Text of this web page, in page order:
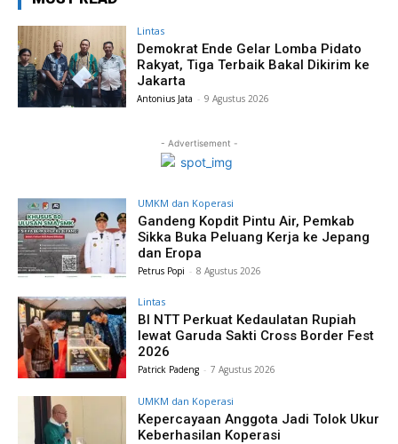
Lintas
Demokrat Ende Gelar Lomba Pidato
Rakyat, Tiga Terbaik Bakal Dikirim ke
Jakarta
Antonius Jata - 9 Agustus 2026
- Advertisement -
UMKM dan Koperasi
Gandeng Kopdit Pintu Air, Pemkab
Sikka Buka Peluang Kerja ke Jepang
dan Eropa
Petrus Popi - 8 Agustus 2026
Lintas
BI NTT Perkuat Kedaulatan Rupiah
lewat Garuda Sakti Cross Border Fest
2026
Patrick Padeng - 7 Agustus 2026
UMKM dan Koperasi
Kepercayaan Anggota Jadi Tolok Ukur
Keberhasilan Koperasi